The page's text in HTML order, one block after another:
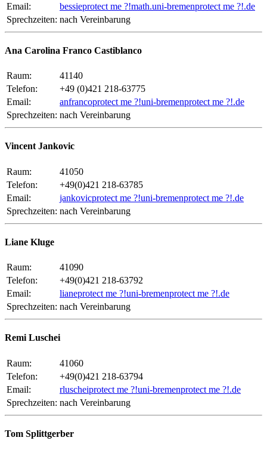
Email:
bessieprotect me ?!math.uni-bremenprotect me ?!.de
Sprechzeiten: nach Vereinbarung
Ana Carolina Franco Castiblanco
Raum:
41140
Telefon:
+49 (0)421 218-63775
Email:
anfrancoprotect me ?!uni-bremenprotect me ?!.de
Sprechzeiten: nach Vereinbarung
Vincent Jankovic
Raum:
41050
Telefon:
+49(0)421 218-63785
Email:
jankovicprotect me ?!uni-bremenprotect me ?!.de
Sprechzeiten: nach Vereinbarung
Liane Kluge
Raum:
41090
Telefon:
+49(0)421 218-63792
Email:
lianeprotect me ?!uni-bremenprotect me ?!.de
Sprechzeiten: nach Vereinbarung
Remi Luschei
Raum:
41060
Telefon:
+49(0)421 218-63794
Email:
rluscheiprotect me ?!uni-bremenprotect me ?!.de
Sprechzeiten: nach Vereinbarung
Tom Splittgerber